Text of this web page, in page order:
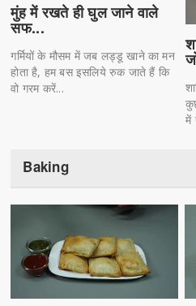
मुंह में रखते ही घुल जाने वाले
सफ...
गर्मियों के मौसम में जब लड्डू खाने का मन
होता है, हम बस इसलिये रुक जाते हैं कि
वो गरम करें...
में
Baking